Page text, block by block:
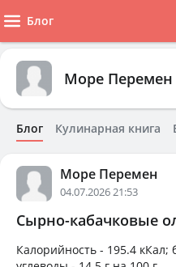
Блог
Море Перемен
Блог Кулинарная книга
Море Перемен
04.07.2026 21:53
Сырно-кабачковые
Калорийность - 195.4 кКал;